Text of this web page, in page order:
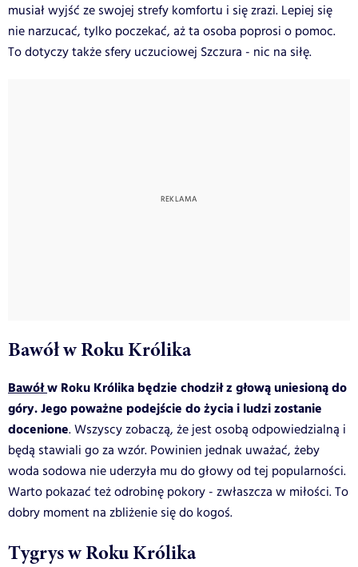
musiał wyjść ze swojej strefy komfortu i się zrazi. Lepiej się
nie narzucać, tylko poczekać, aż ta osoba poprosi o pomoc.
To dotyczy także sfery uczuciowej Szczura - nic na siłę.
Bawół w Roku Królika
Bawółw Roku Królika będzie chodził z głową uniesioną do
góry. Jego poważne podejście do życia i ludzi zostanie
docenione. Wszyscy zobaczą, że jest osobą odpowiedzialną i
będą stawiali go za wzór. Powinien jednak uważać, żeby
woda sodowa nie uderzyła mu do głowy od tej popularności.
Warto pokazać też odrobinę pokory - zwłaszcza w miłości. To
dobry moment na zbliżenie się do kogoś.
Tygrys w Roku Królika